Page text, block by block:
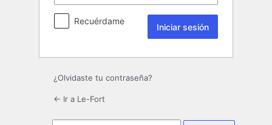
Recuérdame
¿Olvidaste tu contraseña?
← Ir a Le-Fort